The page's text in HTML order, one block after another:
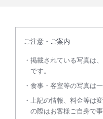
ご注意・ご案内
掲載されている写真は
です。
食事・客室等の写真は一
上記の情報、料金等は
の際はお客様ご自身で